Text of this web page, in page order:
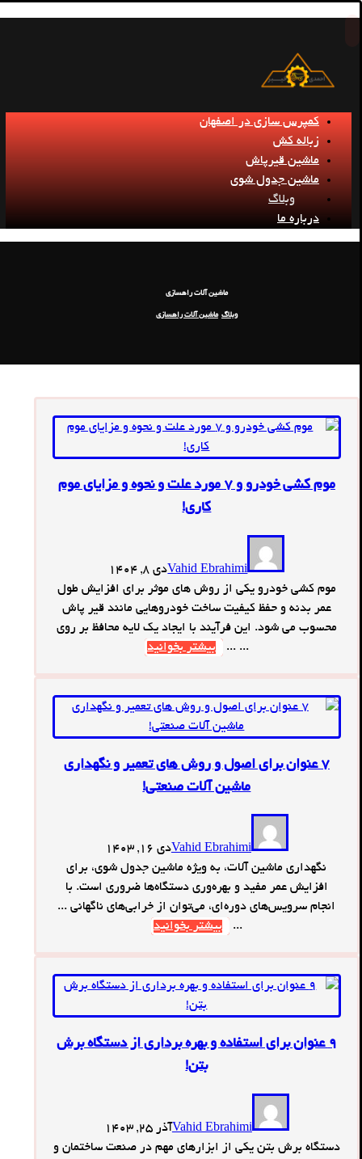
کمپرس سازی در اصفهان
زباله کش
ماشین قیرپاش
ماشین جدول شوی
وبلاگ
درباره ما
ماشین آلات راهسازی
وبلاگ ماشین آلات راهسازی
موم کشی خودرو و 7 مورد علت و نحوه و مزایای موم
کاری!
Vahid Ebrahimiدی 8, 1404
موم کشی خودرو یکی از روش های موثر برای افزایش طول
عمر بدنه و حفظ کیفیت ساخت خودروهایی مانند قیر پاش
محسوب می شود. این فرآیند با ایجاد یک لایه محافظ بر روی
... ...
بیشتر بخوانید
7 عنوان برای اصول و روش های تعمیر و نگهداری
ماشین آلات صنعتی!
Vahid Ebrahimiدی 16, 1403
نگهداری ماشین آلات، به ویژه ماشین جدول شوی، برای
افزایش عمر مفید و بهره‌وری دستگاه‌ها ضروری است. با
انجام سرویس‌های دوره‌ای، می‌توان از خرابی‌های ناگهانی ...
...
بیشتر بخوانید
9 عنوان برای استفاده و بهره برداری از دستگاه برش
بتن!
Vahid Ebrahimiآذر 25, 1403
دستگاه برش بتن یکی از ابزارهای مهم در صنعت ساختمان و